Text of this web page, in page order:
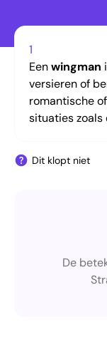
1
Eenwingman
versieren of
romantische
situaties zoals
Dit klopt niet
De